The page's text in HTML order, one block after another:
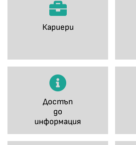
Кариери
Достъп
до
информация